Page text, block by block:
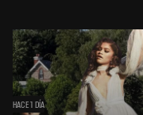
HACE 1 DÍA